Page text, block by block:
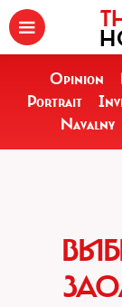
Opinion
Portrait
Navalny